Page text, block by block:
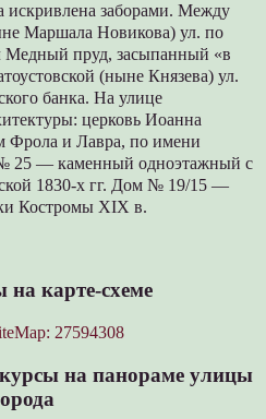
искривлена заборами. Между
Маршала Новикова) ул. по
Медный пруд, засыпанный «в
(ныне Князева) ул.
банка. На улице
церковь Иоанна
Фрола и Лавра, по имени
№ 25 — каменный одноэтажный с
1830-х гг. Дом № 19/15 —
Костромы XIX в.
карте-схеме
27594308
на панораме улицы